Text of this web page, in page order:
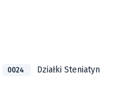
0024 Działki Steniatyn